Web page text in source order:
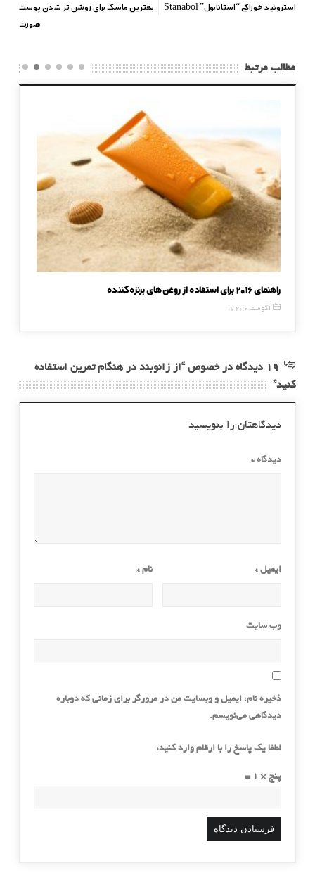
استروئید خوراکی “استانابول” Stanabol
بهترین ماسک برای روشن تر شدن پوست
صورت
مطالب مرتبط
راهنمای ۲۰۱۶ برای استفاده از روغن‌های برنزه‌کننده
17 آگوست, 2016
19 دیدگاه در خصوص “از زانوبند در هنگام تمرین استفاده
کنید”
دیدگاهتان را بنویسید
دیدگاه *
نام* ایمیل *
وب‌ سایت
ذخیره نام، ایمیل و وبسایت من در مرورگر برای زمانی که دوباره
دیدگاهی می‌نویسم.
لطفا یک پاسخ را با ارقام وارد کنید:
پنج × 1 =